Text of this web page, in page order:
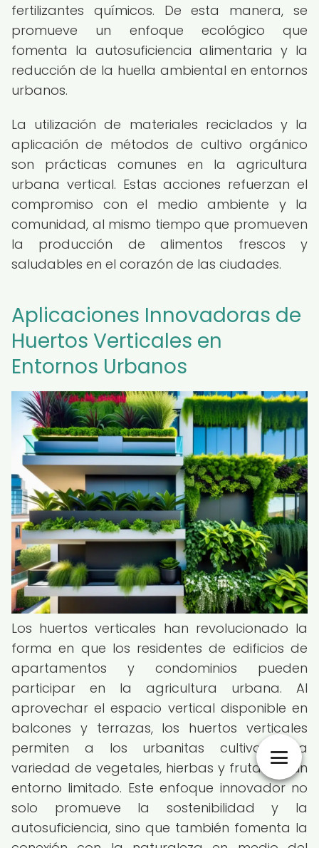
fertilizantes químicos. De esta manera, se
promueve un enfoque ecológico que
fomenta la autosuficiencia alimentaria y la
reducción de la huella ambiental en entornos
urbanos.
La utilización de materiales reciclados y la
aplicación de métodos de cultivo orgánico
son prácticas comunes en la agricultura
urbana vertical. Estas acciones refuerzan el
compromiso con el medio ambiente y la
comunidad, al mismo tiempo que promueven
la producción de alimentos frescos y
saludables en el corazón de las ciudades.
Aplicaciones Innovadoras de
Huertos Verticales en
Entornos Urbanos
Los huertos verticales han revolucionado la
forma en que los residentes de edificios de
apartamentos y condominios pueden
participar en la agricultura urbana. Al
aprovechar el espacio vertical disponible en
balcones y terrazas, los huertos verticales
permiten a los urbanitas cultivar una
variedad de vegetales, hierbas y frutas en un
entorno limitado. Este enfoque innovador no
solo promueve la sostenibilidad y la
autosuficiencia, sino que también fomenta la